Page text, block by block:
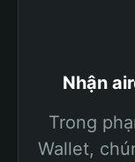
Nhận
Trong
Wallet,